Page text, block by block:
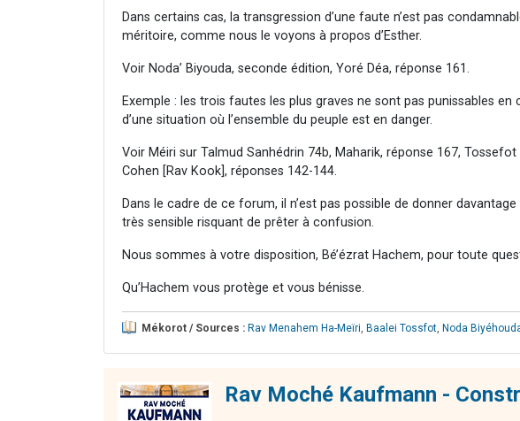
Dans certains cas, la transgression d’une faute n’est pas
méritoire, comme nous le voyons à propos d’Esther.
Voir Noda’ Biyouda, seconde édition, Yoré Déa, réponse 161.
Exemple : les trois fautes les plus graves ne sont pas punissables en
d’une situation où l’ensemble du peuple est en danger.
Voir Méiri sur Talmud Sanhédrin 74b, Maharik, réponse 167,
Cohen [Rav Kook], réponses 142-144.
Dans le cadre de ce forum, il n’est pas possible de donner
très sensible risquant de prêter à confusion.
Nous sommes à votre disposition, Bé’ézrat Hachem, pour toute
Qu’Hachem vous protège et vous bénisse.
Mékorot / Sources : Rav Menahem Ha-Meïri Baalei Tossfot Noda
Rav Moché Kaufmann -